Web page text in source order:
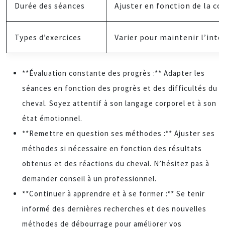
Durée des séances Ajuster en fonction de la
Types d’exercices Varier pour maintenir
**Évaluation constante des progrès :** Adapter les
séances en fonction des progrès et des difficultés du
cheval. Soyez attentif à son langage corporel et à son
état émotionnel.
**Remettre en question ses méthodes :** Ajuster ses
méthodes si nécessaire en fonction des résultats
obtenus et des réactions du cheval. N’hésitez pas à
demander conseil à un professionnel.
**Continuer à apprendre et à se former :** Se tenir
informé des dernières recherches et des nouvelles
méthodes de débourrage pour améliorer vos